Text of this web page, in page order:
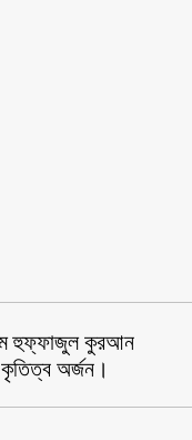
তম হুফ্ফাজুল কুরআন
কৃতিত্ব অর্জন।